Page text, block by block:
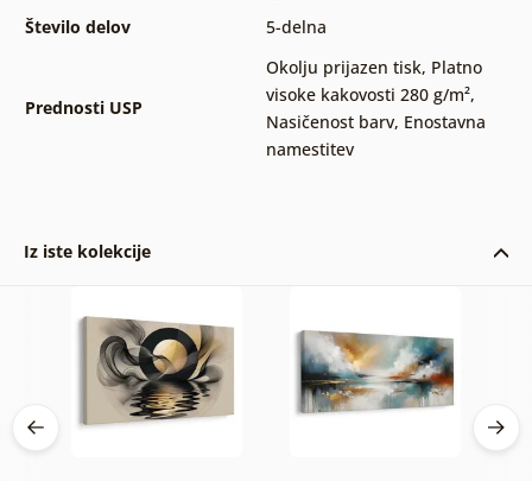
Število delov
5-delna
Prednosti USP
Okolju prijazen tisk, Platno
visoke kakovosti 280 g/m²,
Nasičenost barv, Enostavna
namestitev
Iz iste kolekcije